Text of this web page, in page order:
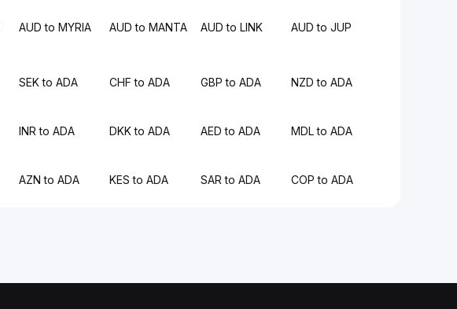
AUD to MYRIA AUD to MANTA AUD to LINK AUD to JUP
SEK to ADA CHF to ADA GBP to ADA NZD to ADA
INR to ADA DKK to ADA AED to ADA MDL to ADA
AZN to ADA KES to ADA SAR to ADA COP to ADA